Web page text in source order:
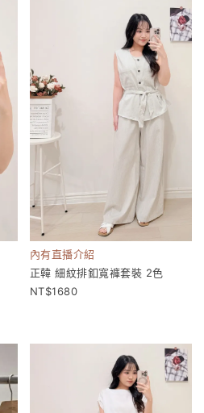
內有直播介紹
正韓 細紋排釦寬褲套裝 2色
1680